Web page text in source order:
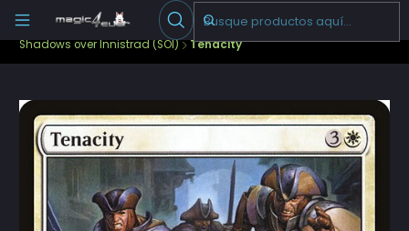
Escribenos
Cartas Sueltas Magic Pioneer
Shadows over Innistrad (SOI) Tenacity